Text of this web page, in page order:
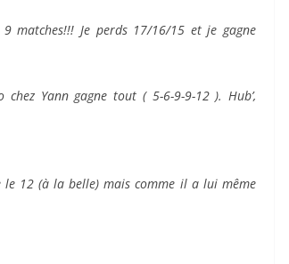
matches!!! Je perds 17/16/15 et je gagne
chez Yann gagne tout ( 5-6-9-9-12 ). Hub’,
le 12 (à la belle) mais comme il a lui même